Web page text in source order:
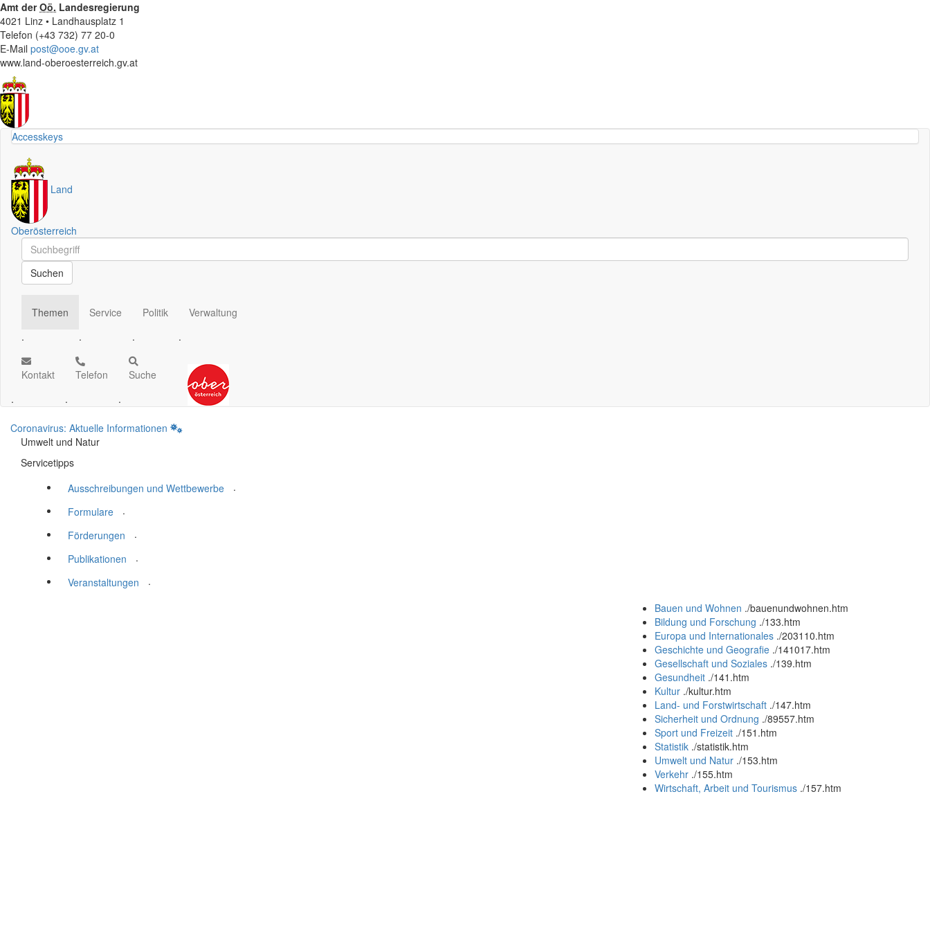
Amt derOö. Landesregierung
4021 Linz • Landhausplatz 1
Telefon (+43 732) 77 20-0
E-Mail post@ooe.gv.at
www.land-oberoesterreich.gv.at
Accesskeys
Land
Oberösterreich
Schnellsuche
Schnellsuche
Suchen
Themen
.
Service
.
Politik
.
Verwaltung
.
Kontakt
.
Telefon
.
Suche
.
Coronavirus: Aktuelle Informationen
Umwelt und Natur
Servicetipps
Ausschreibungen und Wettbewerbe
.
Formulare
.
Förderungen
.
Publikationen
.
Veranstaltungen
.
Bauen und Wohnen ./bauenundwohnen.htm
Bildung und Forschung ./133.htm
Europa und Internationales ./203110.htm
Geschichte und Geografie ./141017.htm
Gesellschaft und Soziales ./139.htm
Gesundheit ./141.htm
Kultur ./kultur.htm
Land- und Forstwirtschaft ./147.htm
Sicherheit und Ordnung ./89557.htm
Sport und Freizeit ./151.htm
Statistik ./statistik.htm
Umwelt und Natur ./153.htm
Verkehr ./155.htm
Wirtschaft, Arbeit und Tourismus ./157.htm